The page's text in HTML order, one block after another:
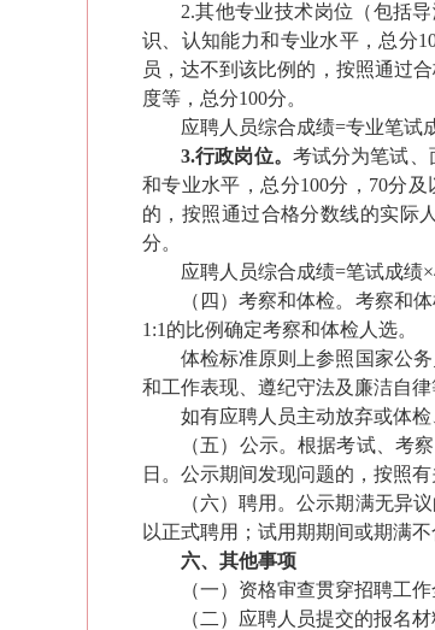
2.其他专业技术岗位（包括
识、认知能力和专业水平，总分
员，达不到该比例的，按照通过
度等，总分100分。
应聘人员综合成绩=专业笔试
3.行政岗位。 考试分为笔试、
和专业水平，总分100分， 70分及
的，按照通过合格分数线的实际
分。
应聘人员综合成绩=笔试成绩
（四）考察和体检。 考察和
1:1的比例确定考察和体检人选。
体检标准原则上参照国家公
和工作表现、遵纪守法及廉洁自律
如有应聘人员主动放弃或体
（五）公示。根据考试、考
日。公示期间发现问题的，按照有
（六）聘用。公示期满无异
以正式聘用；试用期期间或期满
六、其他事项
（一）资格审查贯穿招聘工
（二）应聘人员提交的报名